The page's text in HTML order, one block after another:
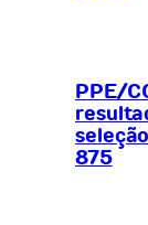
PPE/
875